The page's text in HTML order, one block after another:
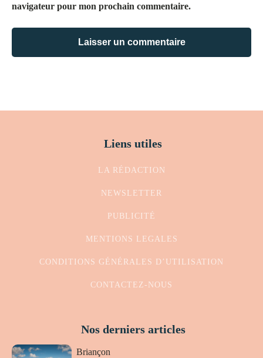
navigateur pour mon prochain commentaire.
Liens utiles
LA RÉDACTION
NEWSLETTER
PUBLICITÉ
MENTIONS LEGALES
CONDITIONS GÉNÉRALES D’UTILISATION
CONTACTEZ-NOUS
Nos derniers articles
Briançon